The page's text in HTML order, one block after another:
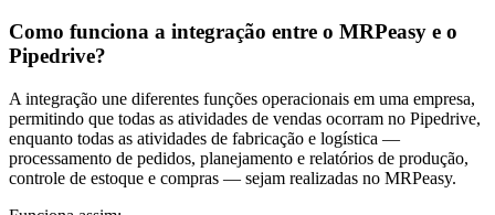
Como funciona a integração entre o MRPeasy e o
Pipedrive?
A integração une diferentes funções operacionais em uma empresa,
permitindo que todas as atividades de vendas ocorram no Pipedrive,
enquanto todas as atividades de fabricação e logística —
processamento de pedidos, planejamento e relatórios de produção,
controle de estoque e compras — sejam realizadas no MRPeasy.